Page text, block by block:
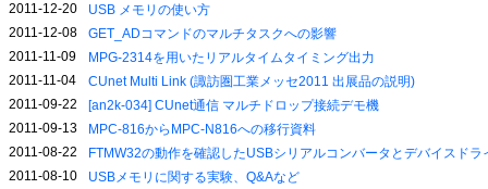
2011-12-20
USB メモリの使い方
2011-12-08
GET_ADコマンドのマルチタスクへの影響
2011-11-09
MPG-2314を用いたリアルタイムタイミング出力
2011-11-04
CUnet Multi Link (諏訪圏工業メッセ2011 出展品の説明)
2011-09-22
[an2k-034] CUnet通信 マルチドロップ接続デモ機
2011-09-13
MPC-816からMPC-N816への移行資料
2011-08-22
FTMW32の動作を確認したUSBシリアルコンバータとデバイスドラ
2011-08-10
USBメモリに関する実験、Q&Aなど